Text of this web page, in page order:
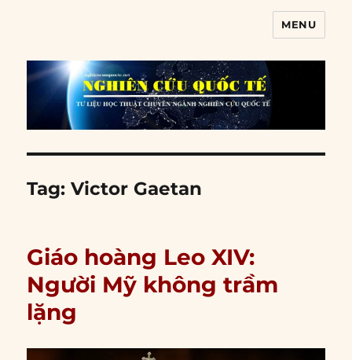
MENU
Tag:Victor Gaetan
Giáo hoàng Leo XIV:
Người Mỹ không trầm
lặng